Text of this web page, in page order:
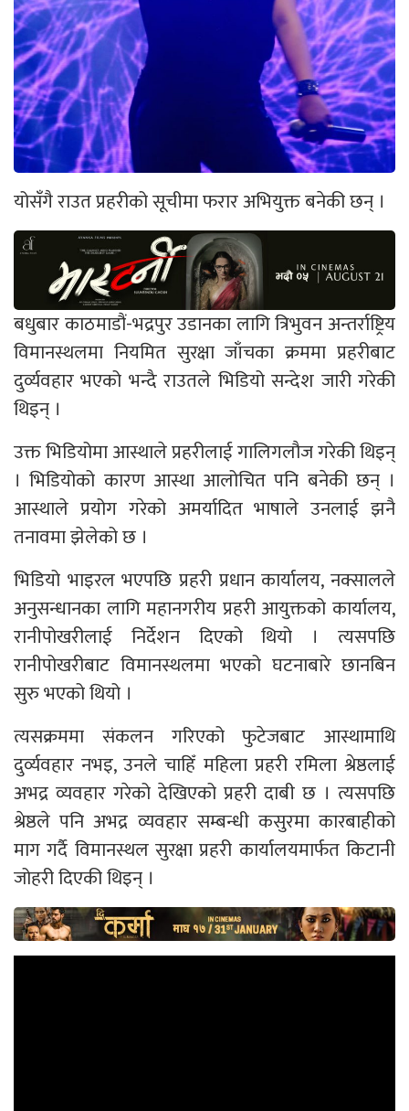
योसँगै राउत प्रहरीको सूचीमा फरार अभियुक्त बनेकी छन् ।
बधुबार काठमाडौं-भद्रपुर उडानका लागि त्रिभुवन अन्तर्राष्ट्रिय
विमानस्थलमा नियमित सुरक्षा जाँचका क्रममा प्रहरीबाट
दुर्व्यवहार भएको भन्दै राउतले भिडियो सन्देश जारी गरेकी
थिइन् ।
उक्त भिडियोमा आस्थाले प्रहरीलाई गालिगलौज गरेकी थिइन्
। भिडियोको कारण आस्था आलोचित पनि बनेकी छन् ।
आस्थाले प्रयोग गरेको अमर्यादित भाषाले उनलाई झनै
तनावमा झेलेको छ ।
भिडियो भाइरल भएपछि प्रहरी प्रधान कार्यालय, नक्सालले
अनुसन्धानका लागि महानगरीय प्रहरी आयुक्तको कार्यालय,
रानीपोखरीलाई निर्देशन दिएको थियो । त्यसपछि
रानीपोखरीबाट विमानस्थलमा भएको घटनाबारे छानबिन
सुरु भएको थियो ।
त्यसक्रममा संकलन गरिएको फुटेजबाट आस्थामाथि
दुर्व्यवहार नभइ, उनले चाहिँ महिला प्रहरी रमिला श्रेष्ठलाई
अभद्र व्यवहार गरेको देखिएको प्रहरी दाबी छ । त्यसपछि
श्रेष्ठले पनि अभद्र व्यवहार सम्बन्धी कसुरमा कारबाहीको
माग गर्दै विमानस्थल सुरक्षा प्रहरी कार्यालयमार्फत किटानी
जोहरी दिएकी थिइन् ।